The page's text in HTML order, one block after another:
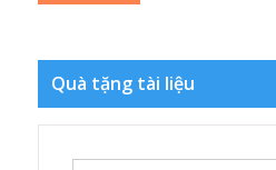
Quà tặng tài liệu